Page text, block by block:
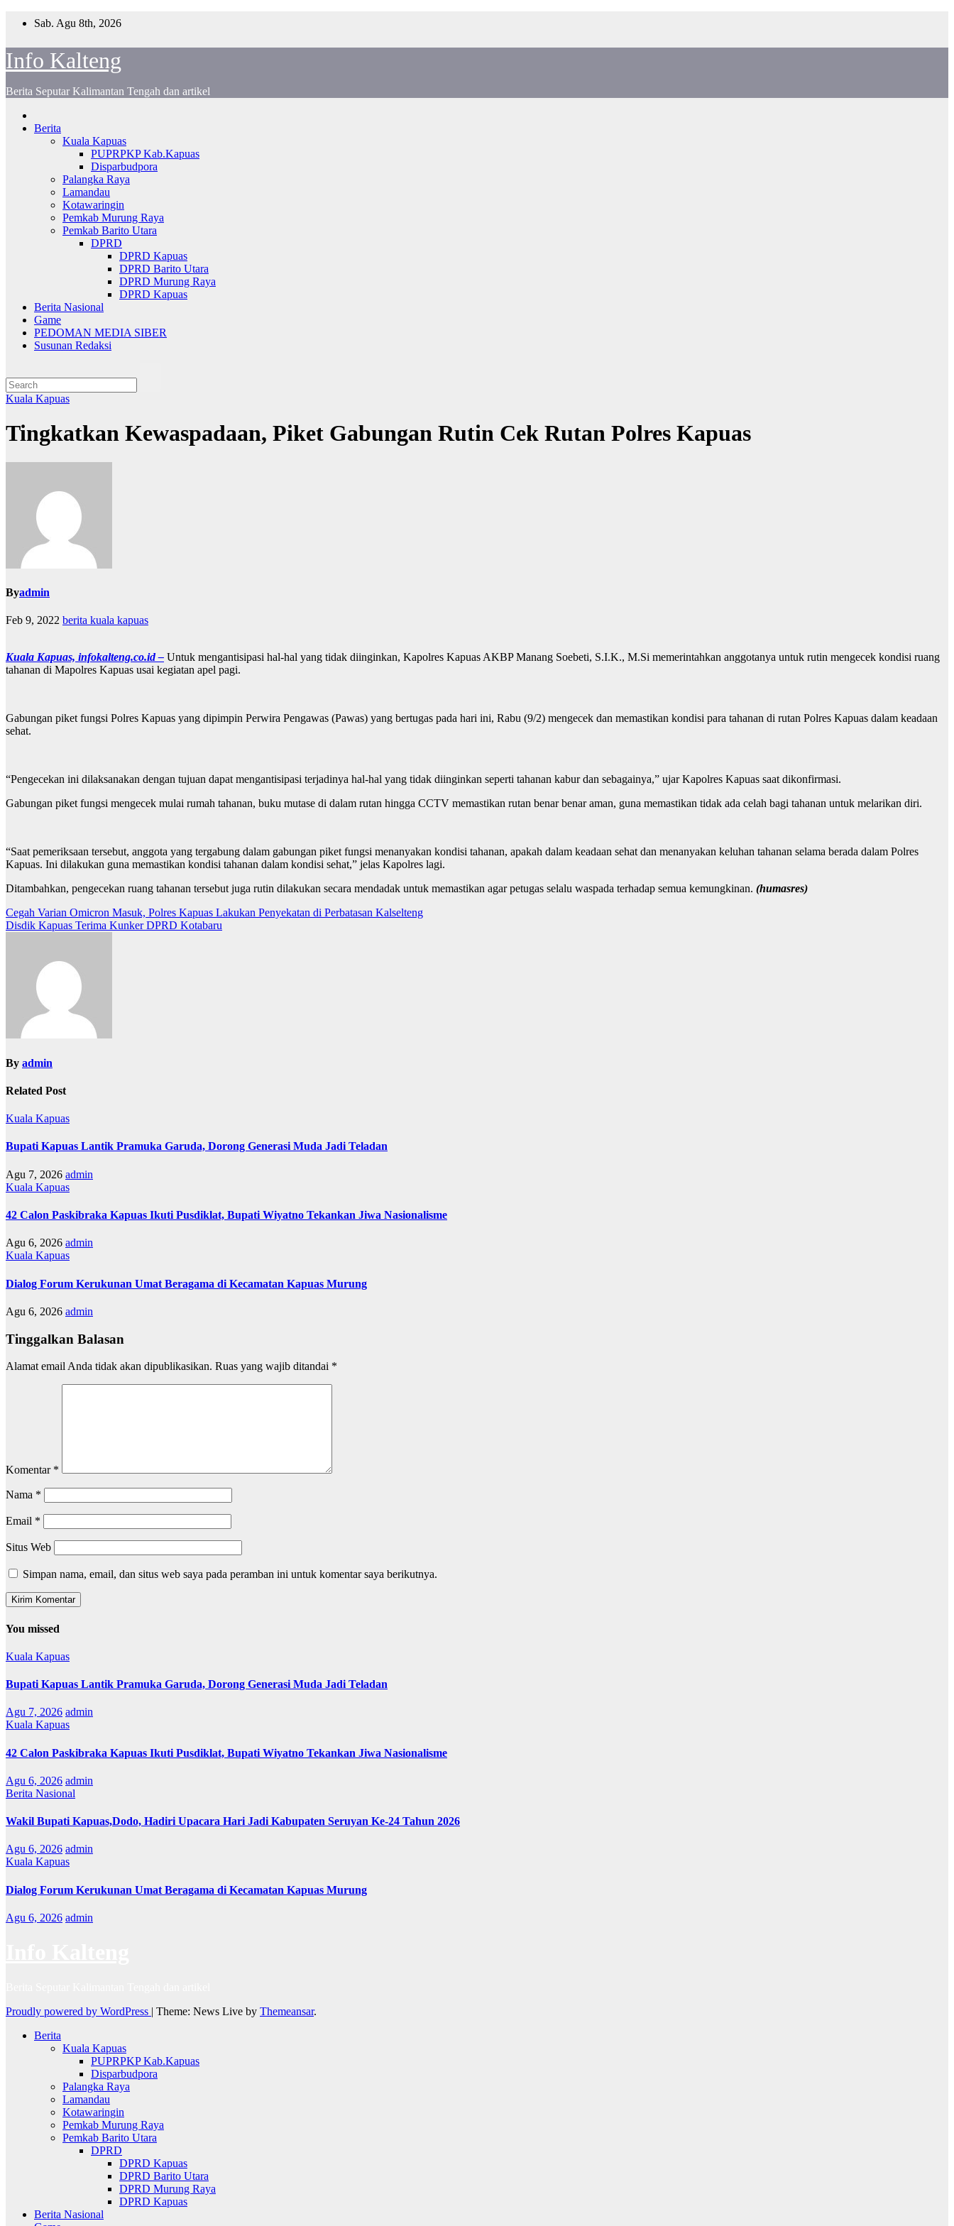
Sab. Agu 8th, 2026
Info Kalteng
Berita Seputar Kalimantan Tengah dan artikel
Berita
Kuala Kapuas
PUPRPKP Kab.Kapuas
Disparbudpora
Palangka Raya
Lamandau
Kotawaringin
Pemkab Murung Raya
Pemkab Barito Utara
DPRD
DPRD Kapuas
DPRD Barito Utara
DPRD Murung Raya
DPRD Kapuas
Berita Nasional
Game
PEDOMAN MEDIA SIBER
Susunan Redaksi
Kuala Kapuas
Tingkatkan Kewaspadaan, Piket Gabungan Rutin Cek Rutan Polres Kapuas
Byadmin
Feb 9, 2022 berita kuala kapuas
Kuala Kapuas, infokalteng.co.id – Untuk mengantisipasi hal-hal yang tidak diinginkan, Kapolres Kapuas AKBP Manang Soebeti, S.I.K., M.Si memerintahkan anggotanya untuk rutin mengecek kondisi ruang
tahanan di Mapolres Kapuas usai kegiatan apel pagi.
Gabungan piket fungsi Polres Kapuas yang dipimpin Perwira Pengawas (Pawas) yang bertugas pada hari ini, Rabu (9/2) mengecek dan memastikan kondisi para tahanan di rutan Polres Kapuas dalam keadaan
sehat.
“Pengecekan ini dilaksanakan dengan tujuan dapat mengantisipasi terjadinya hal-hal yang tidak diinginkan seperti tahanan kabur dan sebagainya,” ujar Kapolres Kapuas saat dikonfirmasi.
Gabungan piket fungsi mengecek mulai rumah tahanan, buku mutase di dalam rutan hingga CCTV memastikan rutan benar benar aman, guna memastikan tidak ada celah bagi tahanan untuk melarikan diri.
“Saat pemeriksaan tersebut, anggota yang tergabung dalam gabungan piket fungsi menanyakan kondisi tahanan, apakah dalam keadaan sehat dan menanyakan keluhan tahanan selama berada dalam Polres
Kapuas. Ini dilakukan guna memastikan kondisi tahanan dalam kondisi sehat,” jelas Kapolres lagi.
Ditambahkan, pengecekan ruang tahanan tersebut juga rutin dilakukan secara mendadak untuk memastikan agar petugas selalu waspada terhadap semua kemungkinan. (humasres)
Navigasi
pos
Cegah Varian Omicron Masuk, Polres Kapuas Lakukan Penyekatan di Perbatasan Kalselteng
Disdik Kapuas Terima Kunker DPRD Kotabaru
By admin
Related Post
Kuala Kapuas
Bupati Kapuas Lantik Pramuka Garuda, Dorong Generasi Muda Jadi Teladan
Agu 7, 2026 admin
Kuala Kapuas
42 Calon Paskibraka Kapuas Ikuti Pusdiklat, Bupati Wiyatno Tekankan Jiwa Nasionalisme
Agu 6, 2026 admin
Kuala Kapuas
Dialog Forum Kerukunan Umat Beragama di Kecamatan Kapuas Murung
Agu 6, 2026 admin
Tinggalkan Balasan
Alamat email Anda tidak akan dipublikasikan. Ruas yang wajib ditandai *
Komentar *
Nama *
Email *
Situs Web
Simpan nama, email, dan situs web saya pada peramban ini untuk komentar saya berikutnya.
You missed
Kuala Kapuas
Bupati Kapuas Lantik Pramuka Garuda, Dorong Generasi Muda Jadi Teladan
Agu 7, 2026 admin
Kuala Kapuas
42 Calon Paskibraka Kapuas Ikuti Pusdiklat, Bupati Wiyatno Tekankan Jiwa Nasionalisme
Agu 6, 2026 admin
Berita Nasional
Wakil Bupati Kapuas,Dodo, Hadiri Upacara Hari Jadi Kabupaten Seruyan Ke-24 Tahun 2026
Agu 6, 2026 admin
Kuala Kapuas
Dialog Forum Kerukunan Umat Beragama di Kecamatan Kapuas Murung
Agu 6, 2026 admin
Proudly powered by WordPress | Theme: News Live by Themeansar.
Berita
Kuala Kapuas
PUPRPKP Kab.Kapuas
Disparbudpora
Palangka Raya
Lamandau
Kotawaringin
Pemkab Murung Raya
Pemkab Barito Utara
DPRD
DPRD Kapuas
DPRD Barito Utara
DPRD Murung Raya
DPRD Kapuas
Berita Nasional